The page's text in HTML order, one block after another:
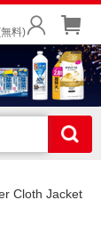
料)
Cloth Jacket